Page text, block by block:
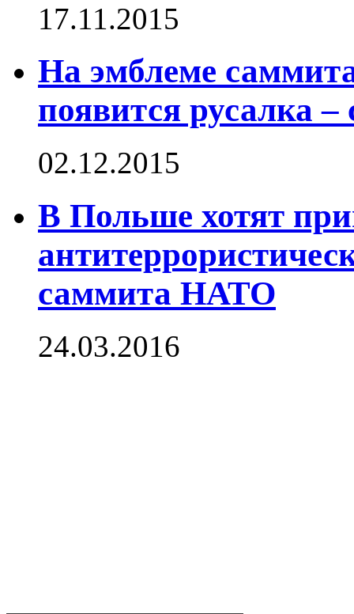
17.11.2015
На эмблеме
появится русалка
02.12.2015
В Польше хотят
саммита НАТО
24.03.2016